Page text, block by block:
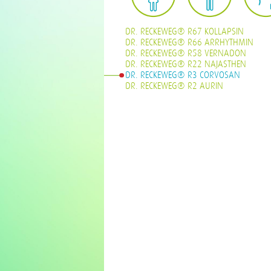
DR. RECKEWEG® R67 KOLLAPSIN
DR. RECKEWEG® R66 ARRHYTHMIN
DR. RECKEWEG® R58 VERNADON
DR. RECKEWEG® R22 NAJASTHEN
DR. RECKEWEG® R3 CORVOSAN
DR. RECKEWEG® R2 AURIN